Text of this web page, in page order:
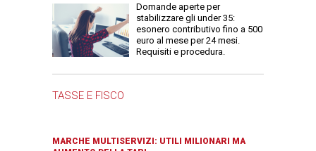
Domande aperte per
stabilizzare gli under 35:
esonero contributivo fino a 500
euro al mese per 24 mesi.
Requisiti e procedura.
TASSE E FISCO
MARCHE MULTISERVIZI: UTILI MILIONARI MA